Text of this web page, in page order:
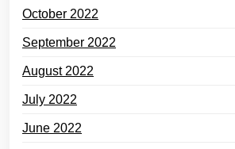
October 2022
September 2022
August 2022
July 2022
June 2022